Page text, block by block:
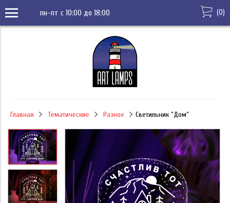
пн-пт с 10:00 до 18:00 (0)
Главная Тематические Разное Светильник "Дом"